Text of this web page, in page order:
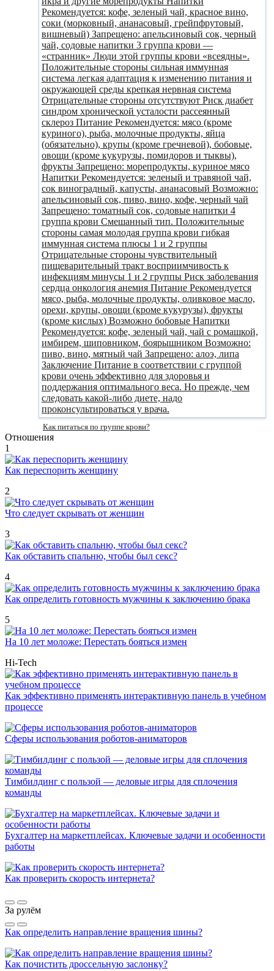
Как питаться по группе крови?
Отношения
1
Как переспорить женщину
2
Что следует скрывать от женщин
3
Как обставить спальню, чтобы был секс?
4
Как определить готовность мужчины к заключению брака
5
На 10 лет моложе: Перестать бояться измен
Hi-Tech
Как эффективно применять интерактивную панель в учебном
процессе
Сферы использования роботов-аниматоров
Тимбилдинг с пользой — деловые игры для сплочения
команды
Бухгалтер на маркетплейсах. Ключевые задачи и особенности
работы
Как проверить скорость интернета?
За рулём
Как определить направление вращения шины?
Как почистить дроссельную заслонку?